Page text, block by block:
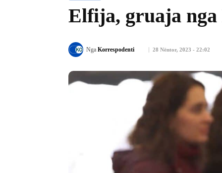
Elfija, gruaja nga
28 Nëntor, 2023 - 22:02
Nga Korrespodenti